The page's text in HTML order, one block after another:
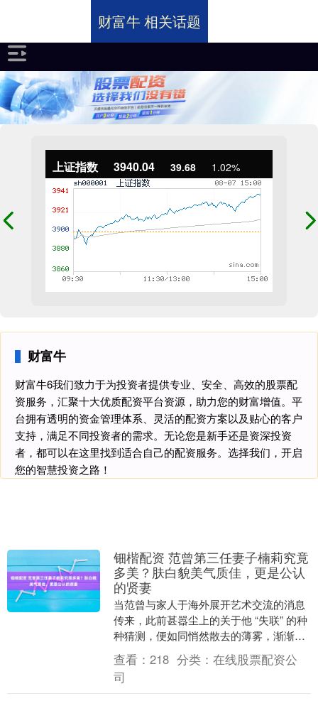
上证指数 3940.04 39.68 1.02%
财富牛
财富牛6我们致力于为投资者提供专业、安全、高效的股票配
资服务，汇聚十大优质配资平台资源，助力您的财富增值。平
台拥有透明的资金管理体系、灵活的配资方案以及贴心的客户
支持，满足不同投资者的需求。无论您是新手还是资深投资
者，都可以在这里找到适合自己的配资服务。选择我们，开启
您的智慧投资之路！
财富牛 相关话题
钿楷配资 范曾第三任妻子楠莉究竟
多美？肤白貌美气质佳，更是公认
的贤妻
当范曾与家人于海外展开艺术交流的消息
传来，此前甚嚣尘上的关于他 “失联” 的种
种猜测，便如同悄然散去的薄雾，渐渐平
息。已然 87 岁高龄的这位画坛泰斗，岁
月并未....
查看： 218 分类： 在线股票配资公
司